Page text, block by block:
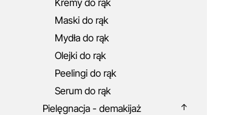
Kremy do rąk
Maski do rąk
Mydła do rąk
Olejki do rąk
Peelingi do rąk
Serum do rąk
Pielęgnacja - demakijaż